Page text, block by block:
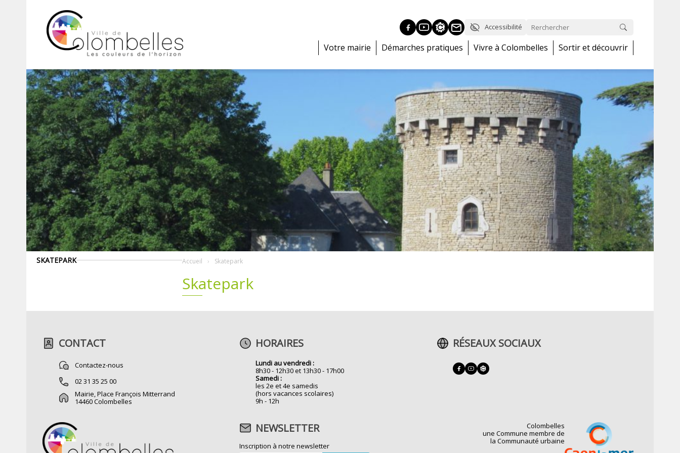
Accessibilité
Votre mairie Démarches pratiques Vivre à Colombelles Sortir et découvrir
SKATEPARK Accueil Skatepark
Skatepark
CONTACT
Contactez-nous
02 31 35 25 00
Mairie, Place François Mitterrand
14460 Colombelles
HORAIRES
Lundi au vendredi :
8h30 - 12h30 et 13h30 - 17h00
Samedi :
les 2e et 4e samedis
(hors vacances scolaires)
9h - 12h
RÉSEAUX SOCIAUX
NEWSLETTER
Inscription à notre newsletter
Colombelles
une Commune membre de
la Communauté urbaine